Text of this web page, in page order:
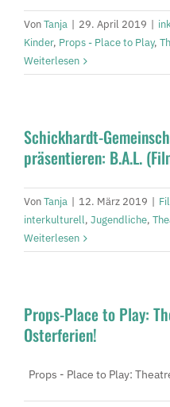
VonTanja | 29. April 2019 |
Kinder, Props - Place to Play,
Weiterlesen
Schickhardt-
präsentieren: B.A.L.
VonTanja | 12. März 2019 |
interkulturell, Jugendliche,
Weiterlesen
Props-Place to Play:
Osterferien!
Props - Place to Play: